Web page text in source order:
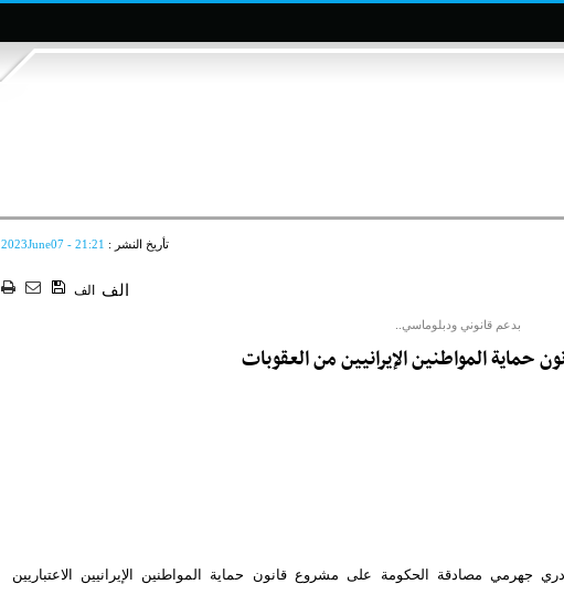
تأريخ النشر : 2023June07 - 21:21
الف الف
بدعم قانوني ودبلوماسي..
حماية المواطنين الإيرانيين من العقوبات
مصادقة الحكومة على مشروع قانون حماية المواطنين الإيرانيين الاعتباريين